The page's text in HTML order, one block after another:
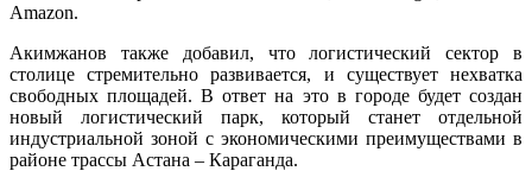
Amazon.
Акимжанов также добавил, что логистический сектор в
столице стремительно развивается, и существует нехватка
свободных площадей. В ответ на это в городе будет создан
новый логистический парк, который станет отдельной
индустриальной зоной с экономическими преимуществами в
районе трассы Астана – Караганда.